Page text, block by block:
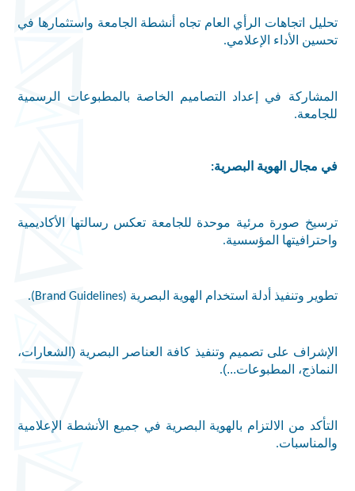
تحليل اتجاهات الرأي العام تجاه أنشطة الجامعة واستثمارها في
تحسين الأداء الإعلامي.
المشاركة في إعداد التصاميم الخاصة بالمطبوعات الرسمية
للجامعة.
في مجال الهوية البصرية:
ترسيخ صورة مرئية موحدة للجامعة تعكس رسالتها الأكاديمية
واحترافيتها المؤسسية.
تطوير وتنفيذ أدلة استخدام الهوية البصرية (Brand Guidelines).
الإشراف على تصميم وتنفيذ كافة العناصر البصرية (الشعارات،
النماذج، المطبوعات...).
التأكد من الالتزام بالهوية البصرية في جميع الأنشطة الإعلامية
والمناسبات.